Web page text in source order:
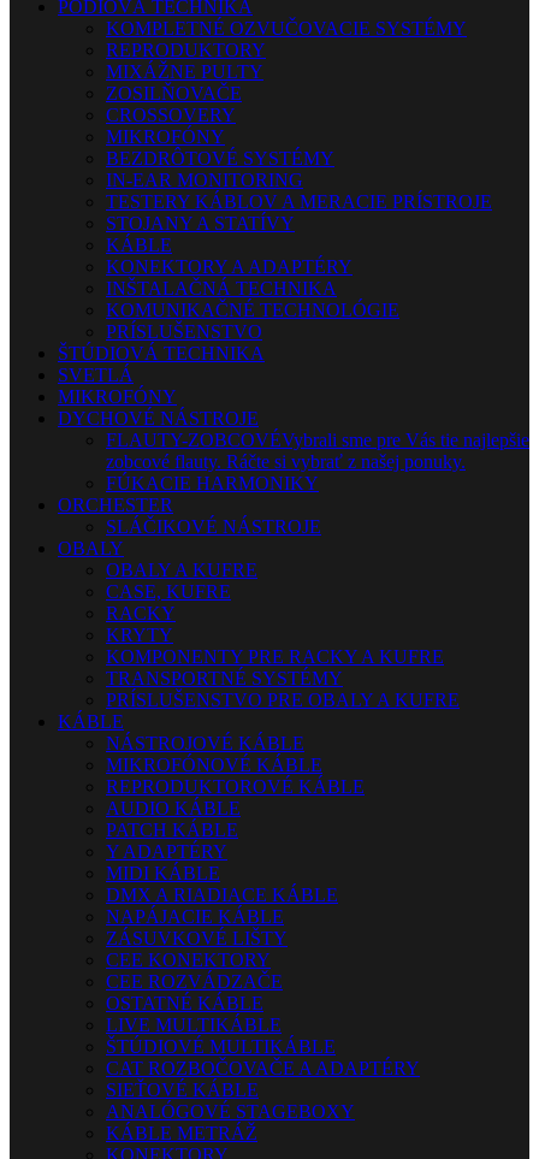
PÓDIOVÁ TECHNIKA
KOMPLETNÉ OZVUČOVACIE SYSTÉMY
REPRODUKTORY
MIXÁŽNE PULTY
ZOSILŇOVAČE
CROSSOVERY
MIKROFÓNY
BEZDRÔTOVÉ SYSTÉMY
IN-EAR MONITORING
TESTERY KÁBLOV A MERACIE PRÍSTROJE
STOJANY A STATÍVY
KÁBLE
KONEKTORY A ADAPTÉRY
INŠTALAČNÁ TECHNIKA
KOMUNIKAČNÉ TECHNOLÓGIE
PRÍSLUŠENSTVO
ŠTÚDIOVÁ TECHNIKA
SVETLÁ
MIKROFÓNY
DYCHOVÉ NÁSTROJE
FLAUTY-ZOBCOVÉVybrali sme pre Vás tie najlepšie
zobcové flauty. Ráčte si vybrať z našej ponuky.
FÚKACIE HARMONIKY
ORCHESTER
SLÁČIKOVÉ NÁSTROJE
OBALY
OBALY A KUFRE
CASE, KUFRE
RACKY
KRYTY
KOMPONENTY PRE RACKY A KUFRE
TRANSPORTNÉ SYSTÉMY
PRÍSLUŠENSTVO PRE OBALY A KUFRE
KÁBLE
NÁSTROJOVÉ KÁBLE
MIKROFÓNOVÉ KÁBLE
REPRODUKTOROVÉ KÁBLE
AUDIO KÁBLE
PATCH KÁBLE
Y ADAPTÉRY
MIDI KÁBLE
DMX A RIADIACE KÁBLE
NAPÁJACIE KÁBLE
ZÁSUVKOVÉ LIŠTY
CEE KONEKTORY
CEE ROZVÁDZAČE
OSTATNÉ KÁBLE
LIVE MULTIKÁBLE
ŠTÚDIOVÉ MULTIKÁBLE
CAT ROZBOČOVAČE A ADAPTÉRY
SIEŤOVÉ KÁBLE
ANALÓGOVÉ STAGEBOXY
KÁBLE METRÁŽ
KONEKTORY